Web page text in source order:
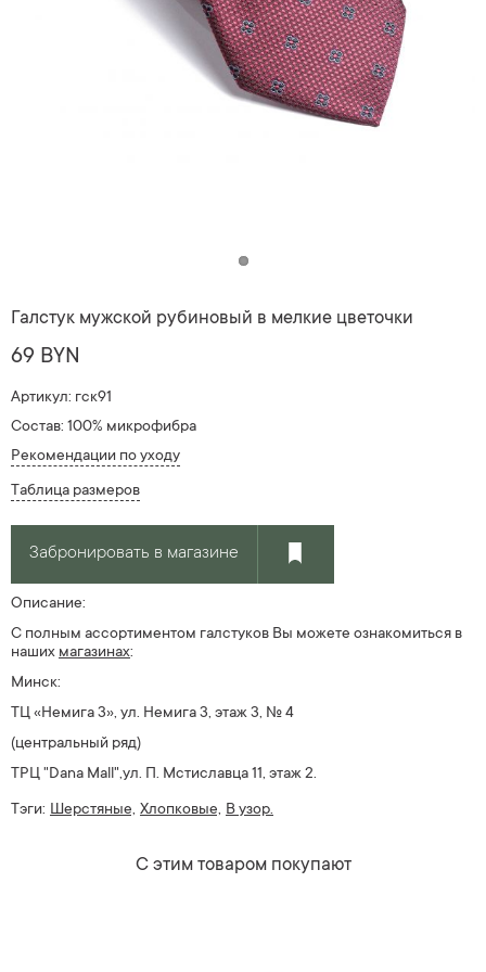
Галстук мужской рубиновый в мелкие цветочки
69 BYN
Артикул: гск91
Состав: 100% микрофибра
Рекомендации по уходу
Таблица размеров
Забронировать в магазине
Описание:
С полным ассортиментом галстуков Вы можете ознакомиться в
наших магазинах:
Минск:
ТЦ «Немига 3», ул. Немига 3, этаж 3, № 4
(центральный ряд)
ТРЦ "Dana Mall",ул. П. Мстиславца 11, этаж 2.
Тэги: Шерстяные, Хлопковые, В узор.
С этим товаром покупают